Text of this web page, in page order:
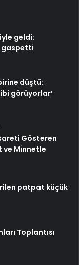
geldi:
gaspetti
düştü:
görüyorlar’
Gösteren
ve Minnetle
patpat küçük
Toplantısı